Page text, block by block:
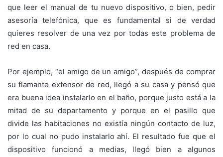
que leer el manual de tu nuevo dispositivo, o bien, pedir
asesoría telefónica, que es fundamental si de verdad
quieres resolver de una vez por todas este problema de
red en casa.
Por ejemplo, “el amigo de un amigo”, después de comprar
su flamante extensor de red, llegó a su casa y pensó que
era buena idea instalarlo en el baño, porque justo está a la
mitad de su departamento y porque en el pasillo que
divide las habitaciones no existía ningún contacto de luz,
por lo cual no pudo instalarlo ahí. El resultado fue que el
dispositivo funcionó a medias, llegó bien a algunos